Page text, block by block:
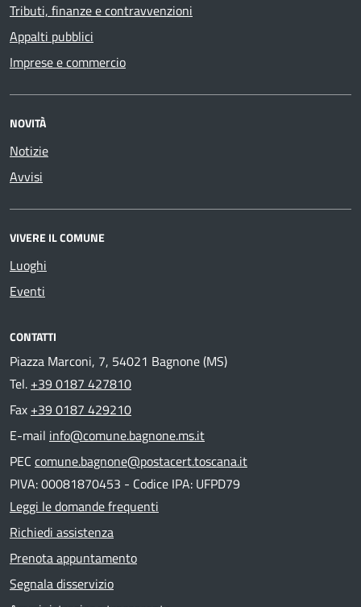
Tributi, finanze e contravvenzioni
Appalti pubblici
Imprese e commercio
NOVITÀ
Notizie
Avvisi
VIVERE IL COMUNE
Luoghi
Eventi
CONTATTI
Piazza Marconi, 7, 54021 Bagnone (MS)
Tel. +39 0187 427810
Fax +39 0187 429210
E-mail info@comune.bagnone.ms.it
PEC comune.bagnone@postacert.toscana.it
PIVA: 00081870453 - Codice IPA: UFPD79
Leggi le domande frequenti
Richiedi assistenza
Prenota appuntamento
Segnala disservizio